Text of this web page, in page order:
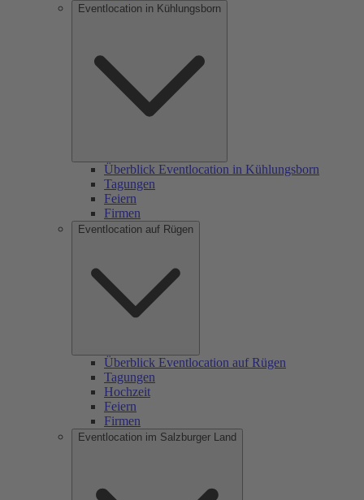
Eventlocation in Kühlungsborn
Überblick Eventlocation in Kühlungsborn
Tagungen
Feiern
Firmen
Eventlocation auf Rügen
Überblick Eventlocation auf Rügen
Tagungen
Hochzeit
Feiern
Firmen
Eventlocation im Salzburger Land